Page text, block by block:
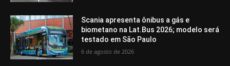
Scania apresenta ônibus a gás e
biometano na Lat.Bus 2026; modelo será
testado em São Paulo
6 de agosto de 2026